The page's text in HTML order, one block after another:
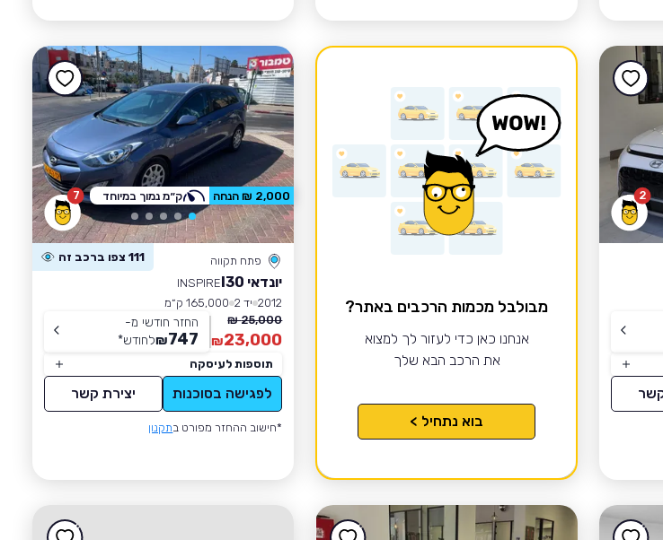
2
מבולבל מכמות הרכבים באתר?
אנחנו כאן כדי לעזור לך למצוא
את הרכב הבא שלך
בוא נתחיל >
7
פתח תקווה 111 צפו ברכב זה
יונדאי I30
INSPIRE
2012 יד 2
165,000 ק״מ
25,000 ₪
23,000
₪
החזר חודשי מ-
747
₪לחודש*
תוספות לעיסקה
לפגישה בסוכנות יצירת קשר
*חישוב ההחזר מפורט בתקנון
2,000 ₪ הנחה ק״מ נמוך במיוחד